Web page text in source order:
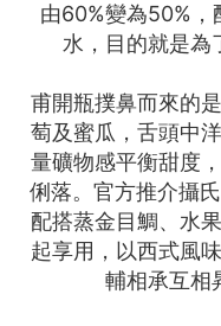
由60%變為50%，
水，目的就是為
甫開瓶撲鼻而來的
萄及蜜瓜，舌頭中
量礦物感平衡甜度
俐落。官方推介攝
配搭蒸金目鯛、水
起享用，以西式風
輔相承互相